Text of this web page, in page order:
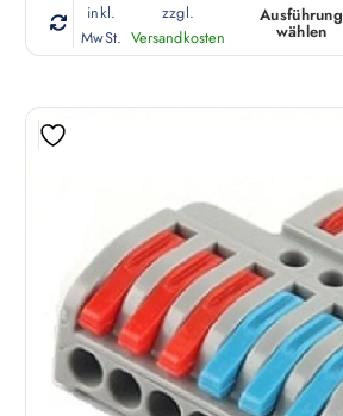
inkl.
MwSt.
zzgl.
Versandkosten
Ausführung
wählen
D
i
r
d
u
k
t
w